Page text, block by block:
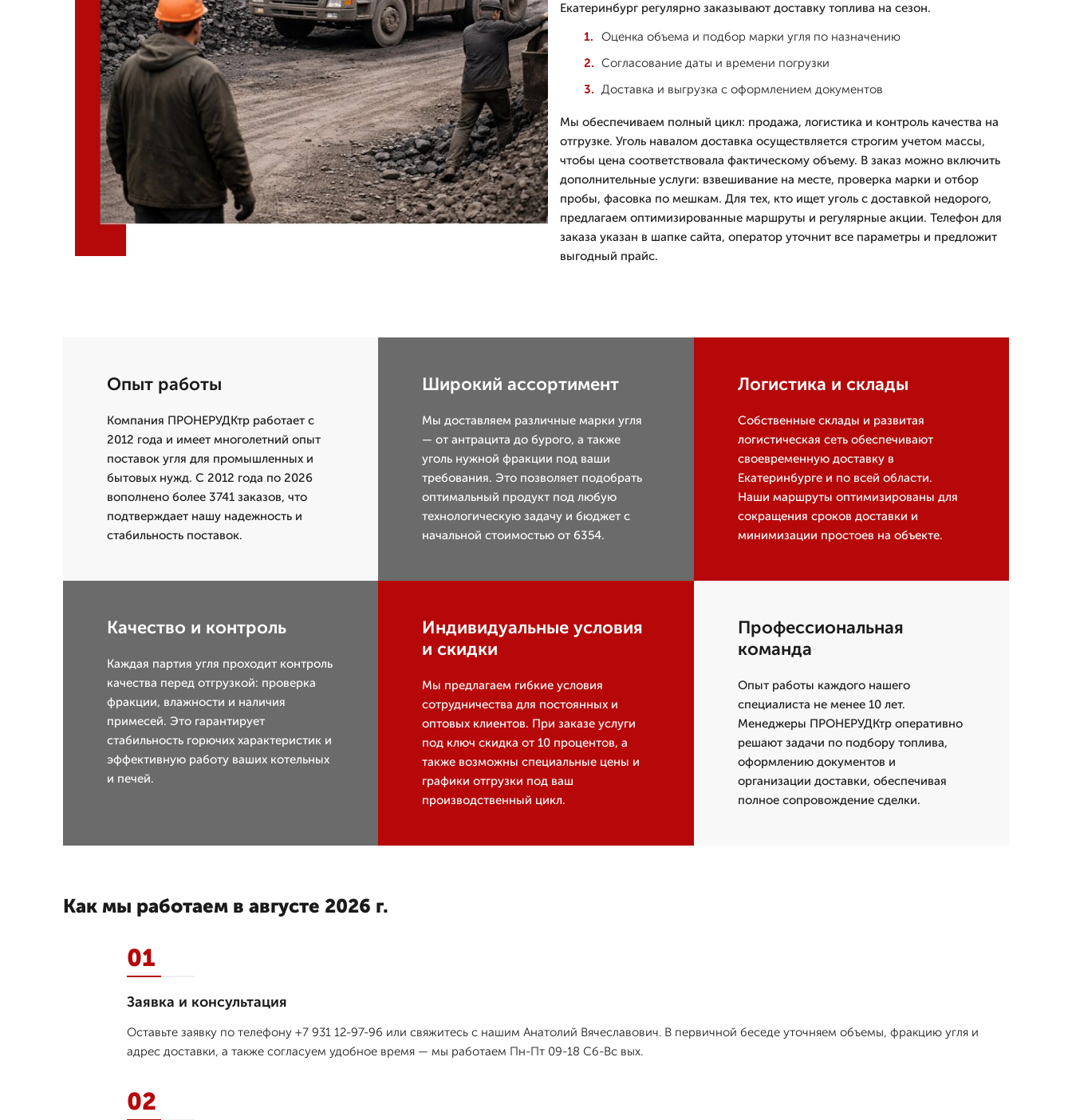
Екатеринбург регулярно заказывают доставку топлива на сезон.
Оценка объема и подбор марки угля по назначению
Согласование даты и времени погрузки
Доставка и выгрузка с оформлением документов
Мы обеспечиваем полный цикл: продажа, логистика и контроль качества на
отгрузке. Уголь навалом доставка осуществляется строгим учетом массы,
чтобы цена соответствовала фактическому объему. В заказ можно включить
дополнительные услуги: взвешивание на месте, проверка марки и отбор
пробы, фасовка по мешкам. Для тех, кто ищет уголь с доставкой недорого,
предлагаем оптимизированные маршруты и регулярные акции. Телефон для
заказа указан в шапке сайта, оператор уточнит все параметры и предложит
выгодный прайс.
Опыт работы
Компания ПРОНЕРУДКтр работает с
2012 года и имеет многолетний опыт
поставок угля для промышленных и
бытовых нужд. С 2012 года по 2026
вополнено более 3741 заказов, что
подтверждает нашу надежность и
стабильность поставок.
Широкий ассортимент
Мы доставляем различные марки угля
— от антрацита до бурого, а также
уголь нужной фракции под ваши
требования. Это позволяет подобрать
оптимальный продукт под любую
технологическую задачу и бюджет с
начальной стоимостью от 6354.
Логистика и склады
Собственные склады и развитая
логистическая сеть обеспечивают
своевременную доставку в
Екатеринбурге и по всей области.
Наши маршруты оптимизированы для
сокращения сроков доставки и
минимизации простоев на объекте.
Качество и контроль
Каждая партия угля проходит контроль
качества перед отгрузкой: проверка
фракции, влажности и наличия
примесей. Это гарантирует
стабильность горючих характеристик и
эффективную работу ваших котельных
и печей.
Индивидуальные условия
и скидки
Мы предлагаем гибкие условия
сотрудничества для постоянных и
оптовых клиентов. При заказе услуги
под ключ скидка от 10 процентов, а
также возможны специальные цены и
графики отгрузки под ваш
производственный цикл.
Профессиональная
команда
Опыт работы каждого нашего
специалиста не менее 10 лет.
Менеджеры ПРОНЕРУДКтр оперативно
решают задачи по подбору топлива,
оформлению документов и
организации доставки, обеспечивая
полное сопровождение сделки.
Как мы работаем в августе 2026 г.
01
Заявка и консультация
Оставьте заявку по телефону +7 931 12-97-96 или свяжитесь с нашим Анатолий Вячеславович. В первичной беседе уточняем объемы, фракцию угля и
адрес доставки, а также согласуем удобное время — мы работаем Пн-Пт 09-18 Сб-Вс вых.
02